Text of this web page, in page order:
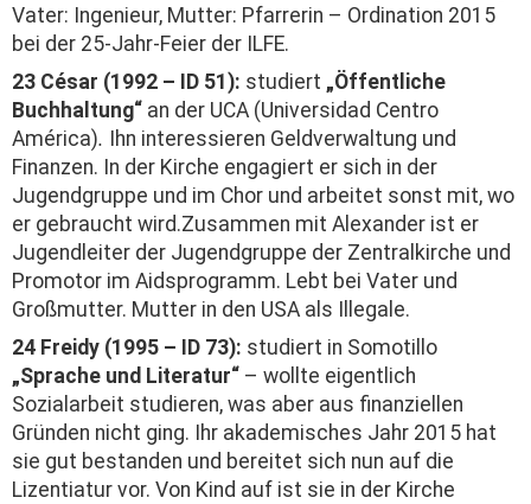
Vater: Ingenieur, Mutter: Pfarrerin – Ordination 2015
bei der 25-Jahr-Feier der ILFE.
23 César (1992 – ID 51): studiert „Öffentliche
Buchhaltung“ an der UCA (Universidad Centro
América). Ihn interessieren Geldverwaltung und
Finanzen. In der Kirche engagiert er sich in der
Jugendgruppe und im Chor und arbeitet sonst mit, wo
er gebraucht wird.Zusammen mit Alexander ist er
Jugendleiter der Jugendgruppe der Zentralkirche und
Promotor im Aidsprogramm. Lebt bei Vater und
Großmutter. Mutter in den USA als Illegale.
24 Freidy (1995 – ID 73): studiert in Somotillo
„Sprache und Literatur“ – wollte eigentlich
Sozialarbeit studieren, was aber aus finanziellen
Gründen nicht ging. Ihr akademisches Jahr 2015 hat
sie gut bestanden und bereitet sich nun auf die
Lizentiatur vor. Von Kind auf ist sie in der Kirche